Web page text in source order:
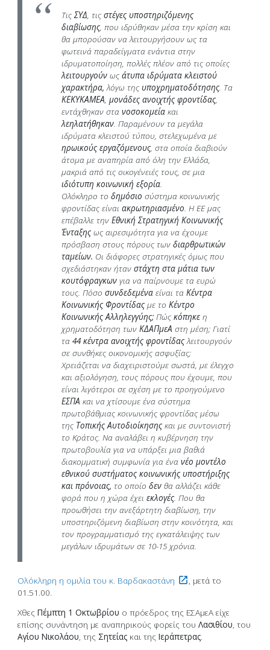
Τις ΣΥΔ , τις στέγες υποστηριζόμενης
διαβίωσης, που ιδρύθηκαν μέσα την κρίση και
θα μπορούσαν να λειτουργήσουν ως τα
φωτεινά παραδείγματα ενάντια στην
ιδρυματοποίηση, πολλές πλέον από τις οποίες
λειτουργούν ως άτυπα ιδρύματα κλειστού
χαρακτήρα, λόγω της υποχρηματοδότησης. Τα
ΚΕΚΥΚΑΜΕΑ μονάδες ανοιχτής φροντίδας,
εντάχθηκαν στα νοσοκομεία και
λεηλατήθηκαν. Παραμένουν τα μεγάλα
ιδρύματα κλειστού τύπου, στελεχωμένα με
ηρωικούς εργαζόμενους, στα οποία διαβιούν
άτομα με αναπηρία από όλη την Ελλάδα,
μακριά από τις οικογένειές τους, σε μια
ιδιότυπη κοινωνική εξορία.
Ολόκληρο το δημόσιο σύστημα κοινωνικής
φροντίδας είναι ακρωτηριασμένο . Η ΕΕ μας
επέβαλλε τηνΕθνική Στρατηγική Κοινωνικής
Ένταξηςως αιρεσιμότητα για να έχουμε
πρόσβαση στους πόρους των διαρθρωτικών
ταμείων. Οι διάφορες στρατηγικές όμως που
σχεδιάστηκαν ήταν στάχτη στα μάτια των
κουτόφραγκωνγια να παίρνουμε τα ευρώ
τους. Πόσο συνδεδεμένα είναι τα Κέντρα
Κοινωνικής Φροντίδαςμε το Κέντρο
Κοινωνικής Αλληλεγγύης;Πώς κόπηκε η
χρηματοδότηση των ΚΔΑΠμεΑ στη μέση; Γιατί
τα 44 κέντρα ανοιχτής φροντίδαςλειτουργούν
σε συνθήκες οικονομικής ασφυξίας;
Χρειάζεται να διαχειριστούμε σωστά, με έλεγχο
και αξιολόγηση, τους πόρους που έχουμε, που
είναι λιγότεροι σε σχέση με το προηγούμενο
ΕΣΠΑ και να χτίσουμε ένα σύστημα
πρωτοβάθμιας κοινωνικής φροντίδας μέσω
τηςΤοπικής Αυτοδιοίκησηςκαι με συντονιστή
το Κράτος. Να αναλάβει η κυβέρνηση την
πρωτοβουλία για να υπάρξει μια βαθιά
διακομματική συμφωνία για ένα νέο μοντέλο
εθνικού συστήματος κοινωνικής υποστήριξης
και πρόνοιας, το οποίο δεν θα αλλάζει κάθε
φορά που η χώρα έχει εκλογές. Που θα
προωθήσει την ανεξάρτητη διαβίωση, την
υποστηριζόμενη διαβίωση στην κοινότητα, και
τον προγραμματισμό της εγκατάλειψης των
μεγάλων ιδρυμάτων σε 10-15 χρόνια.
Ολόκληρη η ομιλία του κ. Βαρδακαστάνη
, μετά το
01.51.00.
Χθες Πέμπτη 1 Οκτωβρίου ο πρόεδρος της ΕΣΑμεΑ είχε
επίσης συνάντηση με αναπηρικούς φορείς του Λασιθίου, του
Αγίου Νικολάου, της Σητείας και της Ιεράπετρας.